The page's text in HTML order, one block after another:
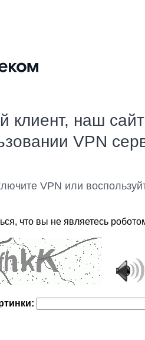
клиент, наш
VPN
VPN или
что вы не являетесь